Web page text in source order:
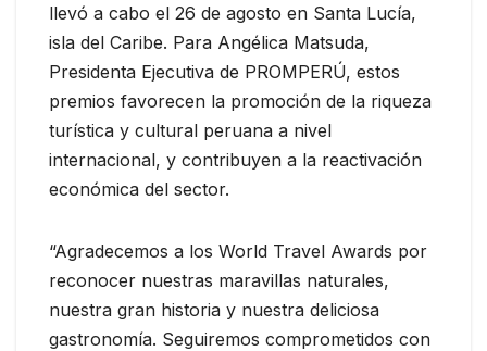
llevó a cabo el 26 de agosto en Santa Lucía,
isla del Caribe. Para Angélica Matsuda,
Presidenta Ejecutiva de PROMPERÚ, estos
premios favorecen la promoción de la riqueza
turística y cultural peruana a nivel
internacional, y contribuyen a la reactivación
económica del sector.
“Agradecemos a los World Travel Awards por
reconocer nuestras maravillas naturales,
nuestra gran historia y nuestra deliciosa
gastronomía. Seguiremos comprometidos con